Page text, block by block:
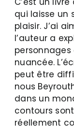
qui laisse un
plaisir. J’ai
l’auteur a
nuancée.
peut être
nous
dans un
contours
réellement